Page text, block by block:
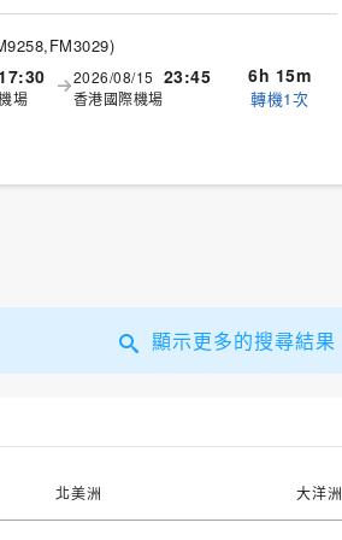
)
17:30
場
2026/08/15 23:45
香港國際機場
6h 15m
轉機1次
顯示更多的搜尋結果
北美洲 大洋洲